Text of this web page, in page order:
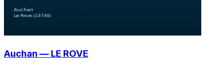
Auchan — LE ROVE